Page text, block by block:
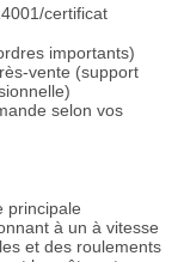
certificat
importants)
vente (support
selon vos
principale
à un à vitesse
et des roulements